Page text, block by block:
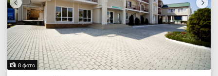
8 фото